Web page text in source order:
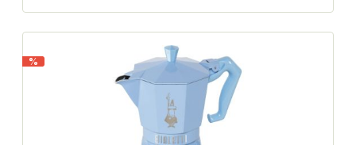
Ladestation und einem Kapselschneider geliefert
aus Edelstahl mit hochwertiger Karbon-Oberfläche
Komfortables Aufladen über USB – inkl. USB-
%